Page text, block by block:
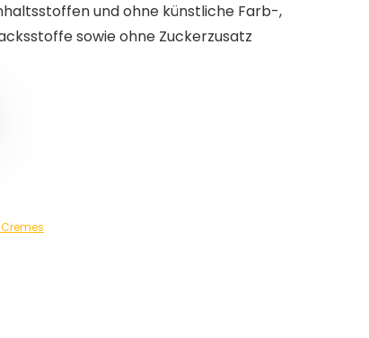
und ohne künstliche Farb-,
sowie ohne Zuckerzusatz